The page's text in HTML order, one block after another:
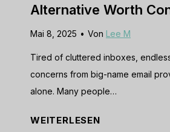
Alternative Worth
Mai 8, 2025 • Von Lee M
Tired of cluttered inboxes,
concerns from big-name email
alone. Many people…
WEITERLESENF